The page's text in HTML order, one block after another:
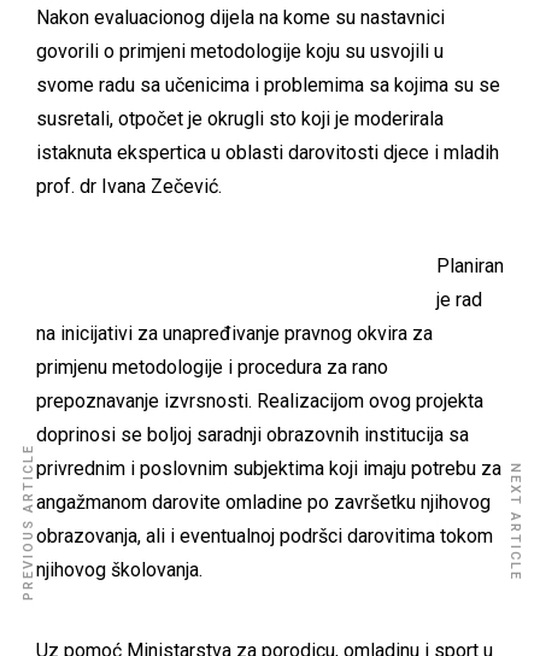
Nakon evaluacionog dijela na kome su nastavnici
govorili o primjeni metodologije koju su usvojili u
svome radu sa učenicima i problemima sa kojima su se
susretali, otpočet je okrugli sto koji je moderirala
istaknuta ekspertica u oblasti darovitosti djece i mladih
prof. dr Ivana Zečević.
Planiran
je rad
na inicijativi za unapređivanje pravnog okvira za
primjenu metodologije i procedura za rano
prepoznavanje izvrsnosti. Realizacijom ovog projekta
doprinosi se boljoj saradnji obrazovnih institucija sa
privrednim i poslovnim subjektima koji imaju potrebu za
angažmanom darovite omladine po završetku njihovog
obrazovanja, ali i eventualnoj podršci darovitima tokom
njihovog školovanja.
Uz pomoć Ministarstva za porodicu, omladinu i sport u
PREVIOUS ARTICLE NEXT ARTICLE